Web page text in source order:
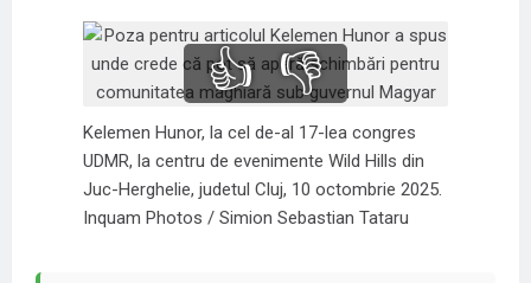
👍 👎
Kelemen Hunor, la cel de-al 17-lea congres
UDMR, la centru de evenimente Wild Hills din
Juc-Herghelie, judetul Cluj, 10 octombrie 2025.
Inquam Photos / Simion Sebastian Tataru